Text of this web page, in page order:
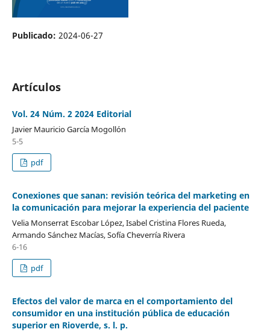
Publicado: 2024-06-27
Artículos
Vol. 24 Núm. 2 2024 Editorial
Javier Mauricio García Mogollón
5-5
pdf
Conexiones que sanan: revisión teórica del marketing en
la comunicación para mejorar la experiencia del paciente
Velia Monserrat Escobar López, Isabel Cristina Flores Rueda,
Armando Sánchez Macías, Sofía Cheverría Rivera
6-16
pdf
Efectos del valor de marca en el comportamiento del
consumidor en una institución pública de educación
superior en Rioverde, s. l. p.